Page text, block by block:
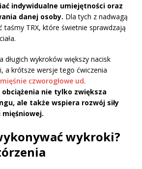
indywidualne umiejętności oraz
danej osoby. Dla tych z nadwagą
taśmy TRX, które świetnie sprawdzają
długich wykroków większy nacisk
a krótsze wersje tego ćwiczenia
mięśnie czworogłowe ud.
obciążenia nie tylko zwiększa
ale także wspiera rozwój siły
mięśniowej.
wykroki?